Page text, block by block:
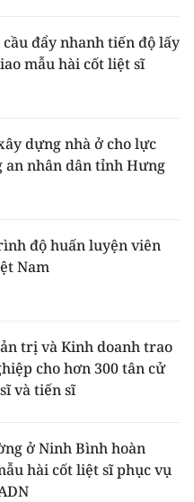
đẩy nhanh tiến độ lấy
mẫu hài cốt liệt sĩ
dựng nhà ở cho lực
an nhân dân tỉnh Hưng
độ huấn luyện viên
Nam
trị và Kinh doanh trao
cho hơn 300 tân cử
và tiến sĩ
ở Ninh Bình hoàn
hài cốt liệt sĩ phục vụ